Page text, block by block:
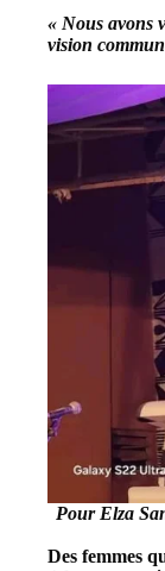
« Nous avons
vision
Pour Elza
Des femmes